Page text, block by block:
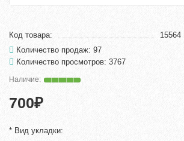
Код товара:
15564
Количество продаж: 97
Количество просмотров: 3767
700₽
* Вид укладки: